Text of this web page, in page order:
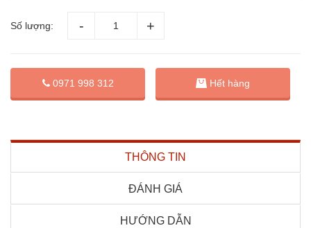
Số lượng:
0971 998 312 Hết hàng
THÔNG TIN
ĐÁNH GIÁ
HƯỚNG DẪN